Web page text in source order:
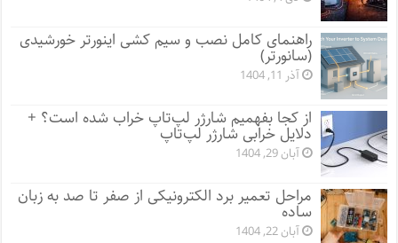
راهنمای کامل نصب و سیم کشی اینورتر خورشیدی
(سانورتر)
آذر 11, 1404
از کجا بفهمیم شارژر لپ‌تاپ خراب شده است؟ +
دلایل خرابی شارژر لپ‌تاپ
آبان 29, 1404
مراحل تعمیر برد الکترونیکی از صفر تا صد به زبان
ساده
آبان 22, 1404